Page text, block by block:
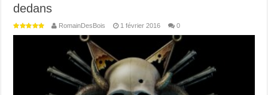
dedans
RomainDesBois 1 février 2016 0